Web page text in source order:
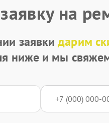
на
заявкидарим
ниже и мы